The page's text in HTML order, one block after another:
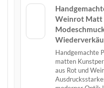
Weinrot Matt
Handgemachte
matten
aus Rot und